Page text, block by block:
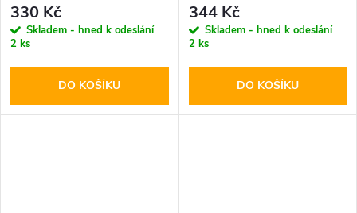
330 Kč
Skladem - hned k odeslání
2 ks
DO KOŠÍKU
344 Kč
Skladem - hned k odeslání
2 ks
DO KOŠÍKU